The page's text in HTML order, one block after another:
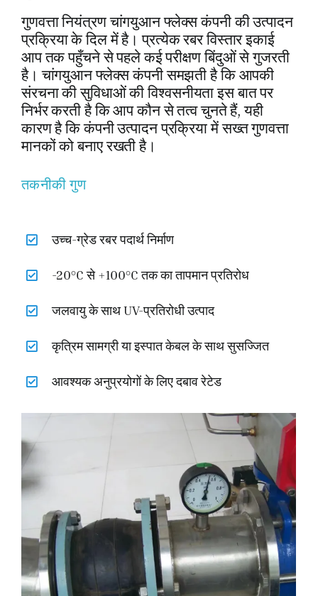
गुणवत्ता नियंत्रण चांगयुआन फ्लेक्स कंपनी की उत्पादन
प्रक्रिया के दिल में है। प्रत्येक रबर विस्तार इकाई
आप तक पहुँचने से पहले कई परीक्षण बिंदुओं से गुजरती
है। चांगयुआन फ्लेक्स कंपनी समझती है कि आपकी
संरचना की सुविधाओं की विश्वसनीयता इस बात पर
निर्भर करती है कि आप कौन से तत्व चुनते हैं, यही
कारण है कि कंपनी उत्पादन प्रक्रिया में सख्त गुणवत्ता
मानकों को बनाए रखती है।
तकनीकी गुण
उच्च-ग्रेड रबर पदार्थ निर्माण
-20°C से +100°C तक का तापमान प्रतिरोध
जलवायु के साथ UV-प्रतिरोधी उत्पाद
कृत्रिम सामग्री या इस्पात केबल के साथ सुसज्जित
आवश्यक अनुप्रयोगों के लिए दबाव रेटेड